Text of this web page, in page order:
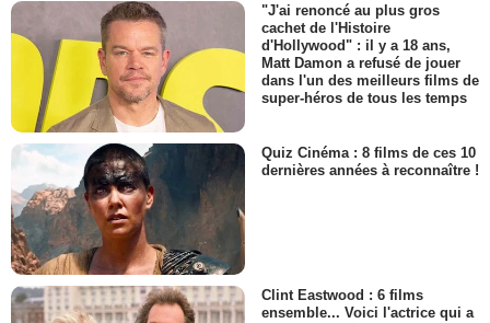
"J'ai renoncé au plus gros
cachet de l'Histoire
d'Hollywood" : il y a 18 ans,
Matt Damon a refusé de jouer
dans l'un des meilleurs films de
super-héros de tous les temps
Quiz Cinéma : 8 films de ces 10
dernières années à reconnaître !
Clint Eastwood : 6 films
ensemble... Voici l'actrice qui a